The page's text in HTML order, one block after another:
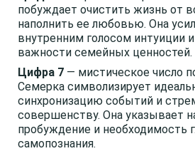
побуждает очистить жизнь от
наполнить ее любовью. Она
внутренним голосом интуиции
важности семейных ценностей.
Цифра 7 — мистическое число
Семерка символизирует
синхронизацию событий и
совершенству. Она указывает
пробуждение и необходимость
самопознания.